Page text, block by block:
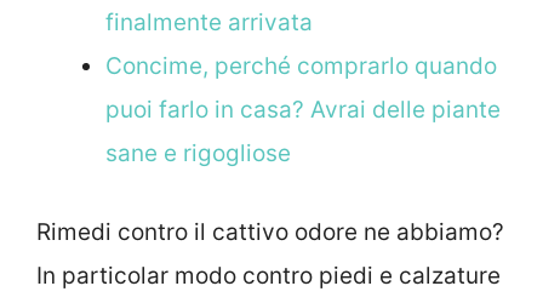
finalmente arrivata
Concime, perché comprarlo quando
puoi farlo in casa? Avrai delle piante
sane e rigogliose
Rimedi contro il cattivo odore ne abbiamo?
In particolar modo contro piedi e calzature